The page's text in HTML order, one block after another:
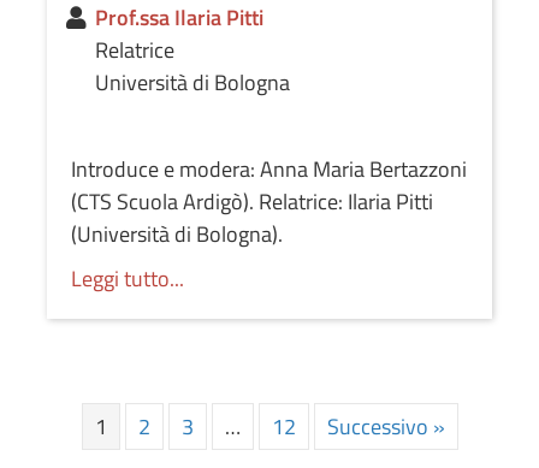
Prof.ssa Ilaria Pitti
Relatrice
Università di Bologna
Introduce e modera: Anna Maria Bertazzoni
(CTS Scuola Ardigò). Relatrice: Ilaria Pitti
(Università di Bologna).
Leggi tutto...
1 2 3 … 12 Successivo »